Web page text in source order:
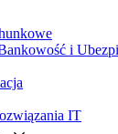
i
IT